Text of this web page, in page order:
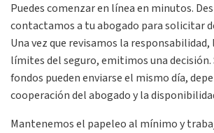
Puedes comenzar en línea en minutos.
contactamos a tu abogado para solicitar
Una vez que revisamos la responsabilidad,
límites del seguro, emitimos una decisión.
fondos pueden enviarse el mismo día,
cooperación del abogado y la
Mantenemos el papeleo al mínimo y